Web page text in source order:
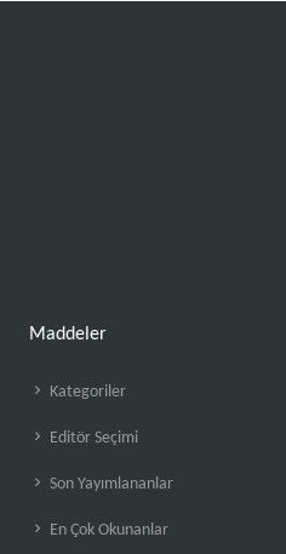
Maddeler
Kategoriler
Editör Seçimi
Son Yayımlananlar
En Çok Okunanlar